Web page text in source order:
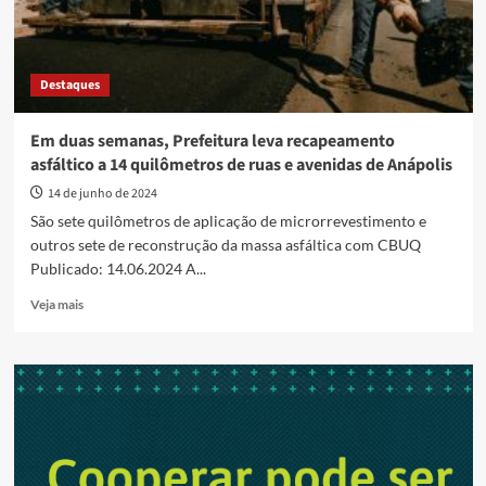
Destaques
Em duas semanas, Prefeitura leva recapeamento
asfáltico a 14 quilômetros de ruas e avenidas de Anápolis
14 de junho de 2024
São sete quilômetros de aplicação de microrrevestimento e
outros sete de reconstrução da massa asfáltica com CBUQ
Publicado: 14.06.2024 A...
Veja maisRead
Em
duas
recapeamento